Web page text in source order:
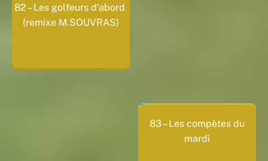
82 – Les golfeurs d’abord
(remixe M.SOUVRAS)
83 – Les compètes du
mardi